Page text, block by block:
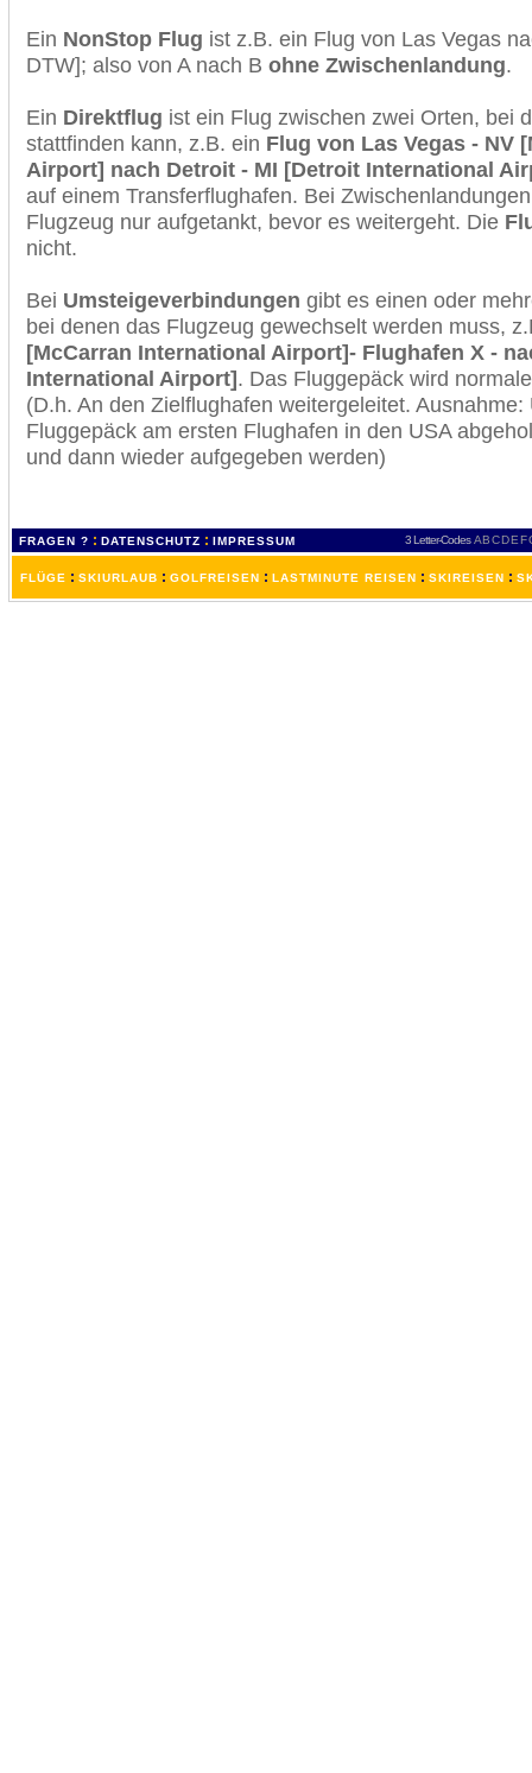
Ein NonStop Flug ist z.B. ein Flug von Las Vegas
DTW]; also von A nach B ohne Zwischenlandung.
Ein Direktflug ist ein Flug zwischen zwei Orten, bei
stattfinden kann, z.B. ein Flug von Las Vegas - NV
Airport] nach Detroit - MI [Detroit International
auf einem Transferflughafen. Bei
Flugzeug nur aufgetankt, bevor es weitergeht. Die
nicht.
Bei Umsteigeverbindungen gibt es einen oder
bei denen das Flugzeug gewechselt werden muss,
[McCarran International Airport]- Flughafen X -
International Airport]. Das Fluggepäck wird
(D.h. An den Zielflughafen weitergeleitet.
Fluggepäck am ersten Flughafen in den USA
und dann wieder aufgegeben werden)
FRAGEN ? : DATENSCHUTZ : IMPRESSUM 3 Letter-Codes ABCDEF
FLÜGE : SKIURLAUB : GOLFREISEN : LASTMINUTE REISEN : SKIREISEN :